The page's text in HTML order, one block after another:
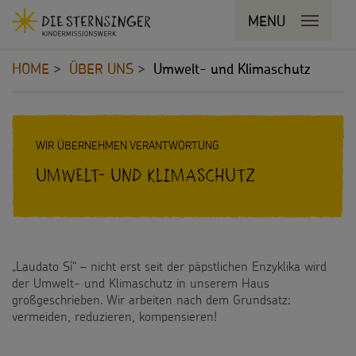
Navigationsabkürzungen
Seiteninhalt
Zur
Zur
MENU
MENU SCHLIESSEN
STERNSINGEN
Hintergründe und Empfehlungen
Sternsingermobil
Bildung
Gesundheit
Für die Kita
Für die Pfarrgemeinde
Pate werden
Sternsinger-Spendenaktionen
FÜR KINDER
befinden
HOME ÜBER UNS Umwelt- und Klimaschutz
Inhalt
WIR ÜBERNEHMEN VERANTWORTUNG
Umwelt- und Klimaschutz
„Laudato Sí“ – nicht erst seit der päpstlichen Enzyklika wird
der Umwelt- und Klimaschutz in unserem Haus
großgeschrieben. Wir arbeiten nach dem Grundsatz:
vermeiden, reduzieren, kompensieren!